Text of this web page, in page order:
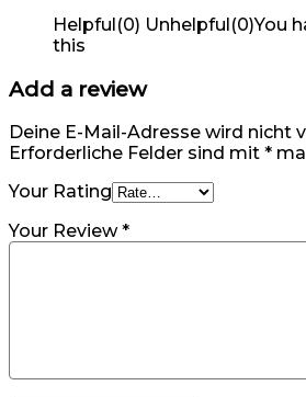
Helpful(0) Unhelpful(0)You
this
Add a review
Deine E-Mail-Adresse wird nicht
Erforderliche Felder sind mit *
Your Rating
Your Review*